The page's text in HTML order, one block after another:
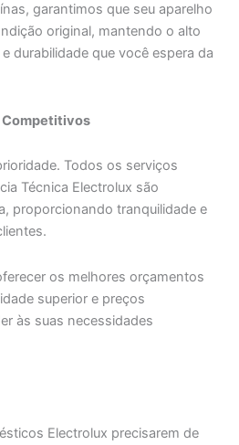
garantimos que seu aparelho
original, mantendo o alto
durabilidade que você espera da
Competitivos
Todos os serviços
Técnica Electrolux são
proporcionando tranquilidade e
os melhores orçamentos
superior e preços
às suas necessidades
Electrolux precisarem de